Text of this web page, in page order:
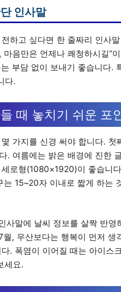
인사말
하고 싶다면 한 줄짜리 인사
음만은 언제나 쾌청하시길”
부담 없이 보내기 좋습니다.
다.
때 놓치기 쉬운 포
가지를 신경 써야 합니다. 첫
. 여름에는 밝은 배경에 진한
로형(1080×1920)이 좋습니
15~20자 이내로 짧게 하는
사말에 날씨 정보를 살짝 반
, 우산보다는 행복이 먼저 생
. 폭염이 이어질 때는 아이스
세요.